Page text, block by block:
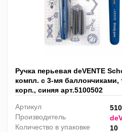
Ручка перьевая deVENTE
компл. с 3-мя баллончиками,
корп., синяя арт.5100502
Артикул
Производитель
Количество в упаковке
10